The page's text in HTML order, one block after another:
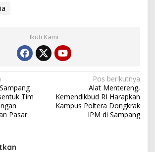
Ikuti Kami
Tim
Pasar
Pos berikutnya
Alat Mentereng,
Kemendikbud RI Harapkan
Kampus Poltera Dongkrak
IPM di Sampang